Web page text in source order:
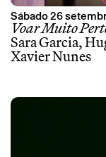
Sábado 26
Voar Muito
Sara Garcia,
Xavier Nunes